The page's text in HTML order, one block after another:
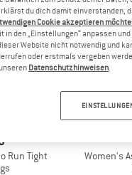
Run Tight
Women's
du dich damit einverstanden,
Cookie akzeptieren
in den „Einstellungen“ anpassen
Website nicht notwendig und
oder erstmals vergeben
Datenschutzhinweisen.